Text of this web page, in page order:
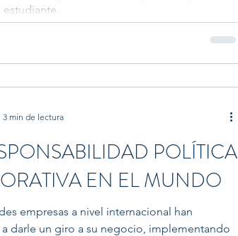
POLÍTICA
EN EL MUNDO
empresas a nivel internacional han
darle un giro a su negocio, implementando
3 min de lectura